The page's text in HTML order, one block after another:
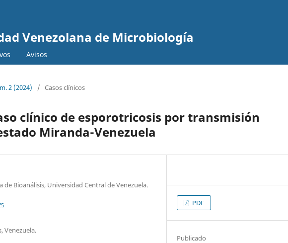
Venezolana de Microbiología
Avisos
2 (2024) / Casos clínicos
clínico de esporotricosis por transmisión
Miranda-Venezuela
de Bioanálisis, Universidad Central de Venezuela.
Venezuela.
PDF
Publicado